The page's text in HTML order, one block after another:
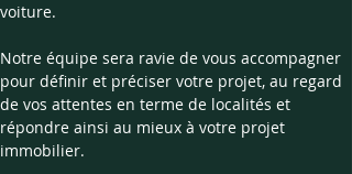
voiture.
Notre équipe sera ravie de vous accompagner
pour définir et préciser votre projet, au regard
de vos attentes en terme de localités et
répondre ainsi au mieux à votre projet
immobilier.